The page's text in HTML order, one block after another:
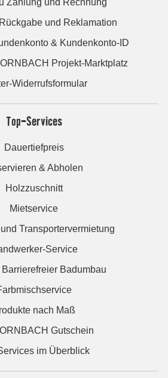
Zahlung und Rechnung
und Reklamation
& Kundenkonto-ID
Projekt-Marktplatz
Widerrufsformular
Top-Services
Dauertiefpreis
& Abholen
Holzzuschnitt
Mietservice
Transportervermietung
Service
Badumbau
nach Maß
Gutschein
im Überblick